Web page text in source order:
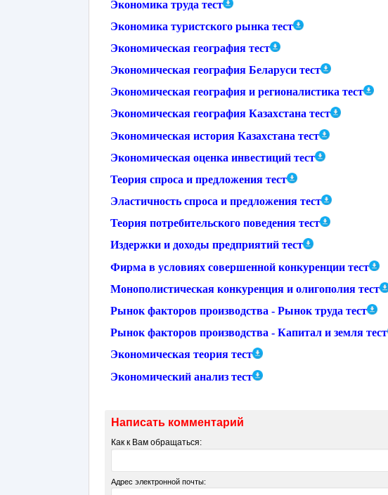
Экономика труда тест
Экономика туристского рынка тест
Экономическая география тест
Экономическая география Беларуси тест
Экономическая география и регионалистика тест
Экономическая география Казахстана тест
Экономическая история Казахстана тест
Экономическая оценка инвестиций тест
Теория спроса и предложения тест
Эластичность спроса и предложения тест
Теория потребительского поведения тест
Издержки и доходы предприятий тест
Фирма в условиях совершенной конкуренции тест
Монополистическая конкуренция и олигополия тест
Рынок факторов производства - Рынок труда тест
Рынок факторов производства - Капитал и земля тест
Экономическая теория тест
Экономический анализ тест
Написать комментарий
Как к Вам обращаться:
Адрес электронной почты: